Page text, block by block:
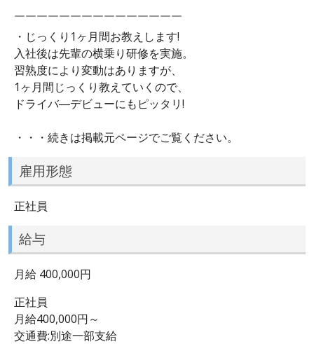
￣￣￣￣￣￣￣￣￣￣￣￣￣￣￣
・じっくり1ヶ月間お教えします!
入社後は先輩の横乗り研修を実施。
習熟度により変動はありますが、
1ヶ月間じっくり教えていくので、
ドライバ―デビューにもピッタリ!
・・・続きは掲載元ページでご覧ください。
雇用形態
正社員
給与
月給 400,000円
正社員
月給400,000円～
交通費:別途一部支給